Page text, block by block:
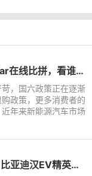
欧拉黑猫与长安奔奔E-Star在线比拼，看谁技高一筹？
，国六政策正在逐渐
政策，更多消费者的
年来新能源汽车市场
型车再到中大型SUV
王传福向俞敏洪亲手交车 比亚迪汉EV精英车主阵营再壮大